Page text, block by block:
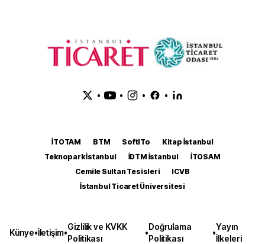
• • • •
İTOTAM BTM SoftITo
Kitap İstanbul
Teknopark İstanbul
İDTM İstanbul
İTOSAM
Cemile Sultan Tesisleri
ICVB
İstanbul Ticaret Üniversitesi
Künye•İletişim•
Gizlilik ve KVKK
Politikası
•
Doğrulama
Politikası
•
Yayın
İlkeleri